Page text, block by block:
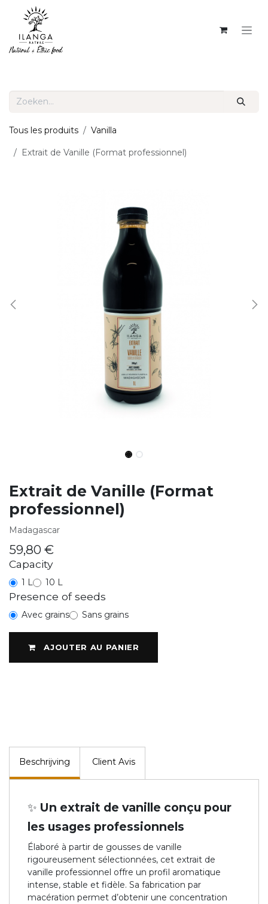
Tous les produits Vanilla
Extrait de Vanille (Format professionnel)
Extrait de Vanille (Format
professionnel)
Madagascar
59,80 €
Capacity
1 L 10 L
Presence of seeds
Avec grains Sans grains
AJOUTER AU PANIER
Beschrijving Client Avis
✨ Un extrait de vanille conçu pour
les usages professionnels
Élaboré à partir de gousses de vanille
rigoureusement sélectionnées, cet extrait de
vanille professionnel offre un profil aromatique
intense, stable et fidèle. Sa fabrication par
macération permet d’obtenir une concentration